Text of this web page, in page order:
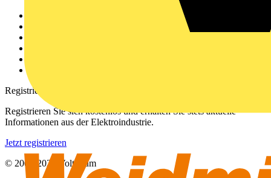
Registrierung
Registrieren Sie sich kostenlos und erhalten Sie stets aktuelle
Informationen aus der Elektroindustrie.
Jetzt registrieren
© 2002-
2026
Voltimum